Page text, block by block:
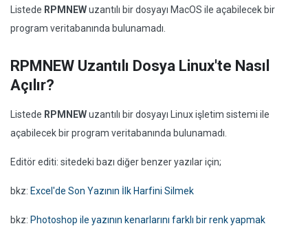
Listede RPMNEWuzantılı bir dosyayı MacOS ile açabilecek bir
program veritabanında bulunamadı.
RPMNEW Uzantılı Dosya Linux'te Nasıl
Açılır?
Listede RPMNEWuzantılı bir dosyayı Linux işletim sistemi ile
açabilecek bir program veritabanında bulunamadı.
Editör editi: sitedeki bazı diğer benzer yazılar için;
bkz: Excel'de Son Yazının İlk Harfini Silmek
bkz: Photoshop ile yazının kenarlarını farklı bir renk yapmak